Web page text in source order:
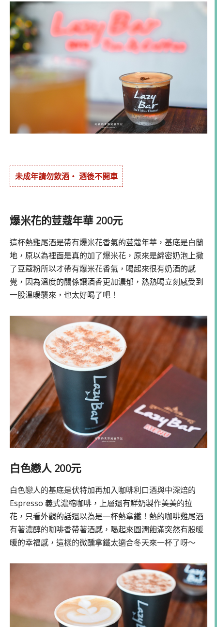
未成年請勿飲酒・ 酒後不開車
爆米花的荳蔻年華 200元
這杯熱雞尾酒是帶有爆米花香氣的荳蔻年華，基底是白蘭
地，原以為裡面是真的加了爆米花，原來是綿密奶泡上撒
了豆蔻粉所以才帶有爆米花香氣，喝起來很有奶酒的感
覺，因為溫度的關係讓酒香更加濃郁，熱熱喝立刻感受到
一股溫暖襲來，也太好喝了吧！
白色戀人 200元
白色戀人的基底是伏特加再加入咖啡利口酒與中深焙的
Espresso 義式濃縮咖啡，上層還有鮮奶製作美美的拉
花，只看外觀的話還以為是一杯熱拿鐵！熱的咖啡雞尾酒
有著濃醇的咖啡香帶著酒感，喝起來圓潤飽滿突然有股暖
暖的幸福感，這樣的微醺拿鐵太適合冬天來一杯了呀～